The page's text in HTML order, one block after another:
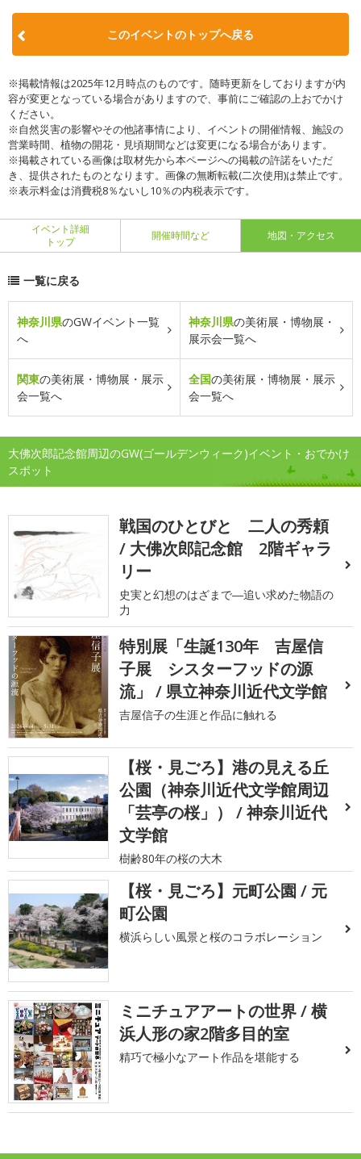
このイベントのトップへ戻る
※掲載情報は2025年12月時点のものです。随時更新をしておりますが内
容が変更となっている場合がありますので、事前にご確認の上おでかけ
ください。
※自然災害の影響やその他諸事情により、イベントの開催情報、施設の
営業時間、植物の開花・見頃期間などは変更になる場合があります。
※掲載されている画像は取材先から本ページへの掲載の許諾をいただ
き、提供されたものとなります。画像の無断転載(二次使用)は禁止です。
※表示料金は消費税8％ないし10％の内税表示です。
イベント詳細
トップ
開催時間など 地図・アクセス
一覧に戻る
神奈川県のGWイベント一覧
へ
神奈川県の美術展・博物展・
展示会一覧へ
関東の美術展・博物展・展示
会一覧へ
全国の美術展・博物展・展示
会一覧へ
大佛次郎記念館周辺のGW(ゴールデンウィーク)イベント・おでかけ
スポット
戦国のひとびと 二人の秀頼
/ 大佛次郎記念館 2階ギャラ
リー
史実と幻想のはざまで―追い求めた物語の
力
特別展「生誕130年 吉屋信
子展 シスターフッドの源
流」 / 県立神奈川近代文学館
吉屋信子の生涯と作品に触れる
【桜・見ごろ】港の見える丘
公園（神奈川近代文学館周辺
「芸亭の桜」） / 神奈川近代
文学館
樹齢80年の桜の大木
【桜・見ごろ】元町公園 / 元
町公園
横浜らしい風景と桜のコラボレーション
ミニチュアアートの世界 / 横
浜人形の家2階多目的室
精巧で極小なアート作品を堪能する